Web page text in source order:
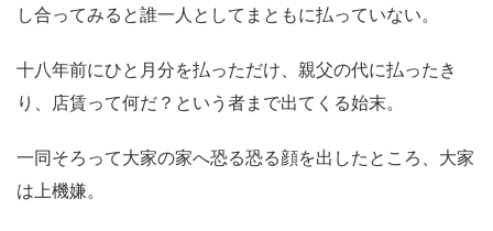
し合ってみると誰一人としてまともに払っていない。
十八年前にひと月分を払っただけ、親父の代に払ったき
り、店賃って何だ？という者まで出てくる始末。
一同そろって大家の家へ恐る恐る顔を出したところ、大家
は上機嫌。